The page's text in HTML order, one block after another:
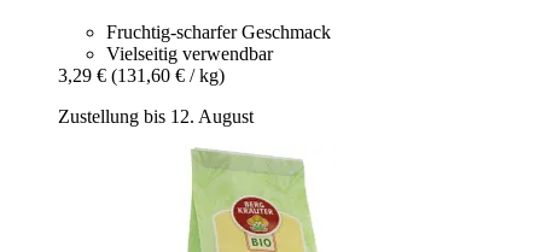
Fruchtig-scharfer Geschmack
Vielseitig verwendbar
3,29 € (131,60 € / kg)
Zustellung bis 12. August